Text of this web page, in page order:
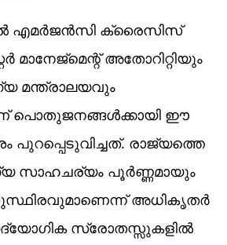
ക്രൈസിസ്
അതോറിറ്റിയും
മന്ത്രാലയവും
പൊതുജനങ്ങൾക്കായി ഈ
പുറപ്പെടുവിച്ചത്. രാജ്യത്തെ
സാഹചര്യം പൂർണ്ണമായും
അധികൃതർ
സ്രോതസ്സുകളിൽ